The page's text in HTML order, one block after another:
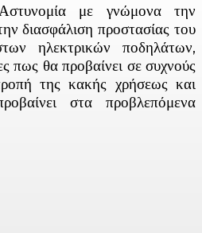
με γνώμονα την
διασφάλιση προστασίας του
ηλεκτρικών ποδηλάτων,
πως θα προβαίνει σε συχνούς
της κακής χρήσεως και
στα προβλεπόμενα